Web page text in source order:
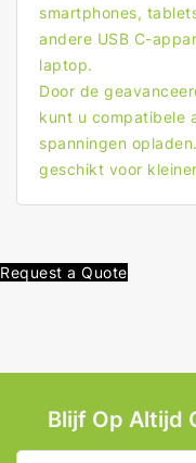
smartphones,
andere USB C-
laptop.
Door de
kunt u compatibele
spanningen
geschikt voor
Request a Quote
Blijf Op Altijd